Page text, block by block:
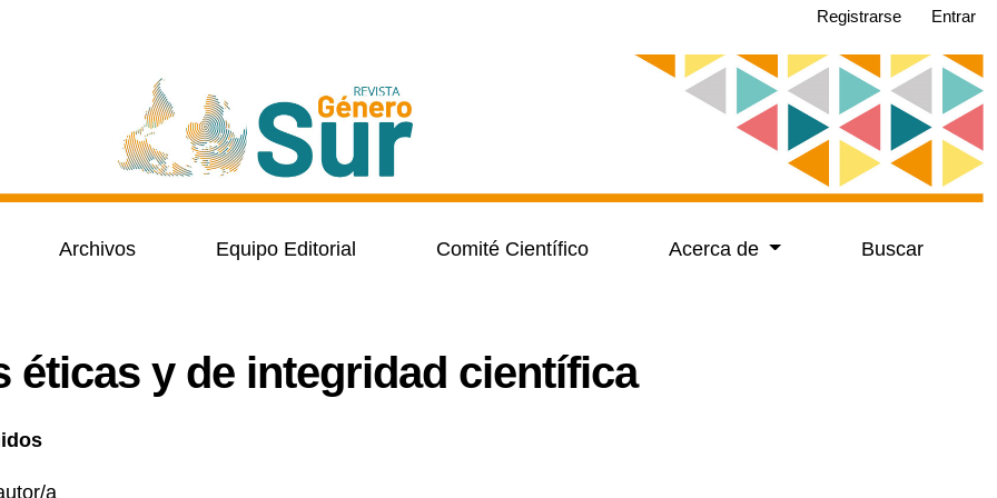
Registrarse Entrar
Archivos Equipo Editorial Comité Científico Acerca de Buscar
éticas y de integridad científica
a